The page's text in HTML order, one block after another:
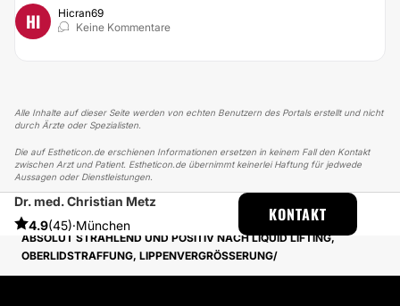
HI
Hicran69
Keine Kommentare
Alle Inhalte auf dieser Seite werden von echten Benutzern des Portals erstellt und nicht
durch Ärzte oder Spezialisten.
Die auf Estheticon.de erschienen Informationen ersetzen in keinem Fall den Kontakt
zwischen Arzt und Patient. Estheticon.de übernimmt keinerlei Haftung für jedwede
Aussagen oder Dienstleistungen.
Dr. med. Christian Metz
4.9(45)·München
KONTAKT
ESTHETICON
ERFAHRUNGSBERICHTE
ERFAHRUNGSBERICHTE ÜBER FALTENBEHANDLUNG
ABSOLUT STRAHLEND UND POSITIV NACH LIQUID LIFTING,
OBERLIDSTRAFFUNG, LIPPENVERGRÖSSERUNG